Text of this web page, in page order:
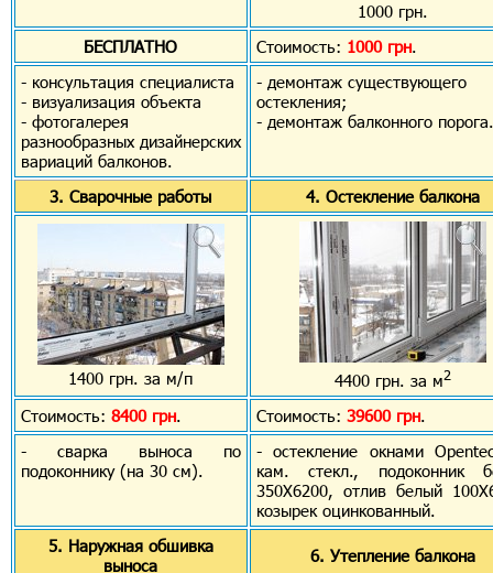
1000 грн.
БЕСПЛАТНО
Стоимость: 1000 грн.
- консультация специалиста
- визуализация объекта
- фотогалерея
разнообразных дизайнерских
вариаций балконов.
- демонтаж существующего
остекления;
- демонтаж балконного порога.
3. Сварочные работы 4. Остекление балкона
1400 грн. за м/п 4400 грн. за м2
Стоимость: 8400 грн. Стоимость: 39600 грн.
- сварка выноса по
подоконнику (на 30 см).
- остекление окнами
кам. стекл., подоконник
350Х6200, отлив белый
козырек оцинкованный.
5. Наружная обшивка
выноса
6. Утепление балкона